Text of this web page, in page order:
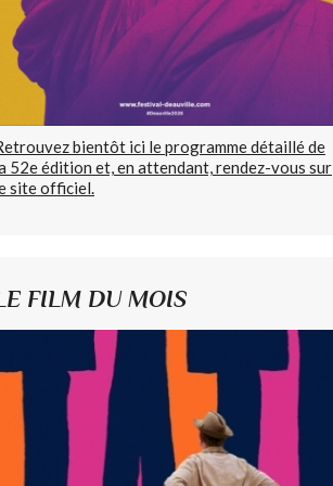
bientôt ici le programme détaillé de
52e édition et, en attendant, rendez-vous sur
site officiel.
FILM DU MOIS